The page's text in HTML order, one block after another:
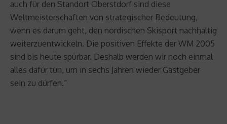
auch für den Standort Oberstdorf sind diese
Weltmeisterschaften von strategischer Bedeutung,
wenn es darum geht, den nordischen Skisport nachhaltig
weiterzuentwickeln. Die positiven Effekte der WM 2005
sind bis heute spürbar. Deshalb werden wir noch einmal
alles dafür tun, um in sechs Jahren wieder Gastgeber
sein zu dürfen.“